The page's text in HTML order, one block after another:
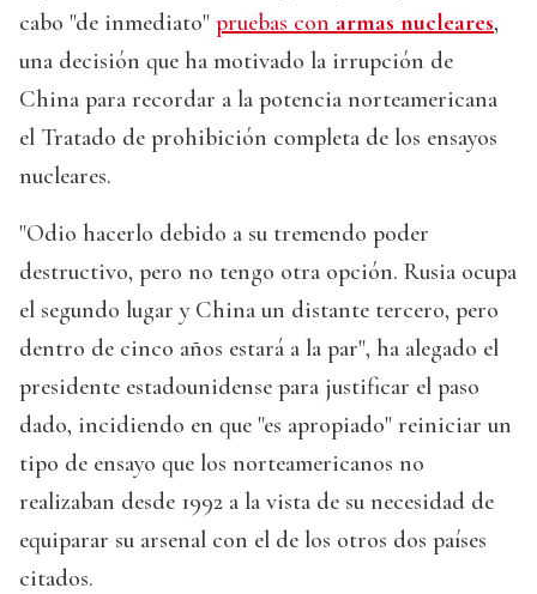
cabo "de inmediato" pruebas con armas nucleares,
una decisión que ha motivado la irrupción de
China para recordar a la potencia norteamericana
el Tratado de prohibición completa de los ensayos
nucleares.
"Odio hacerlo debido a su tremendo poder
destructivo, pero no tengo otra opción. Rusia ocupa
el segundo lugar y China un distante tercero, pero
dentro de cinco años estará a la par", ha alegado el
presidente estadounidense para justificar el paso
dado, incidiendo en que "es apropiado" reiniciar un
tipo de ensayo que los norteamericanos no
realizaban desde 1992 a la vista de su necesidad de
equiparar su arsenal con el de los otros dos países
citados.